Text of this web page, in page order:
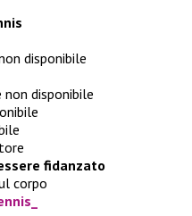
disponibile
disponibile
fidanzato
corpo